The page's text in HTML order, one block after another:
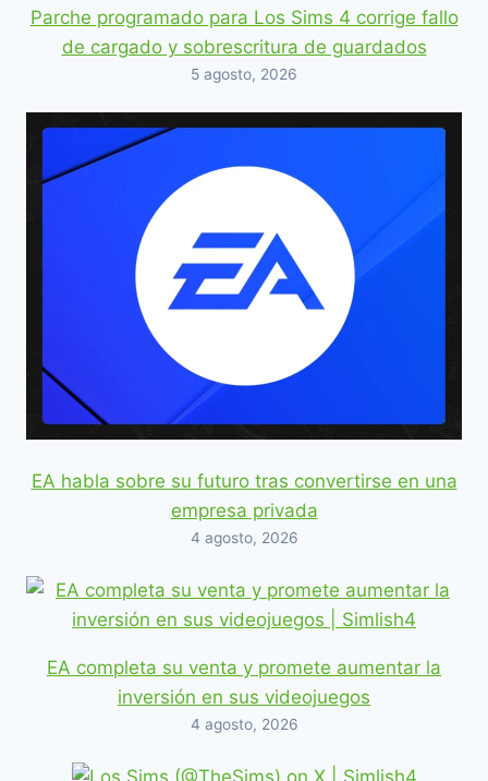
Parche programado para Los Sims 4 corrige fallo
de cargado y sobrescritura de guardados
5 agosto, 2026
EA habla sobre su futuro tras convertirse en una
empresa privada
4 agosto, 2026
EA completa su venta y promete aumentar la
inversión en sus videojuegos
4 agosto, 2026